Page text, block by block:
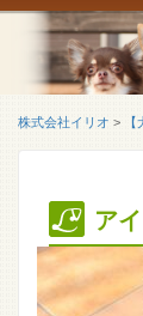
株式会社イリオ >
ア